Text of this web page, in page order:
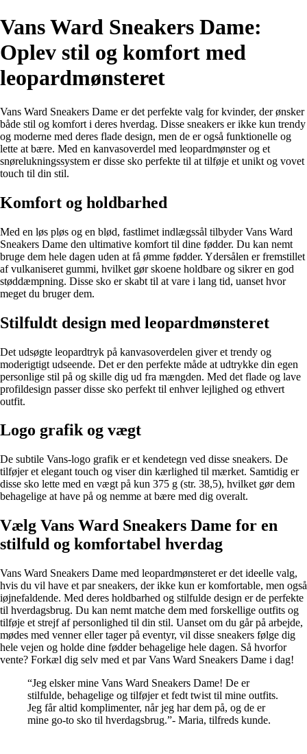
Vans Ward Sneakers Dame:
Oplev stil og komfort med
leopardmønsteret
Vans Ward Sneakers Dame er det perfekte valg for kvinder, der ønsker
både stil og komfort i deres hverdag. Disse sneakers er ikke kun trendy
og moderne med deres flade design, men de er også funktionelle og
lette at bære. Med en kanvasoverdel med leopardmønster og et
snørelukningssystem er disse sko perfekte til at tilføje et unikt og vovet
touch til din stil.
Komfort og holdbarhed
Med en løs pløs og en blød, fastlimet indlægssål tilbyder Vans Ward
Sneakers Dame den ultimative komfort til dine fødder. Du kan nemt
bruge dem hele dagen uden at få ømme fødder. Ydersålen er fremstillet
af vulkaniseret gummi, hvilket gør skoene holdbare og sikrer en god
støddæmpning. Disse sko er skabt til at vare i lang tid, uanset hvor
meget du bruger dem.
Stilfuldt design med leopardmønsteret
Det udsøgte leopardtryk på kanvasoverdelen giver et trendy og
moderigtigt udseende. Det er den perfekte måde at udtrykke din egen
personlige stil på og skille dig ud fra mængden. Med det flade og lave
profildesign passer disse sko perfekt til enhver lejlighed og ethvert
outfit.
Logo grafik og vægt
De subtile Vans-logo grafik er et kendetegn ved disse sneakers. De
tilføjer et elegant touch og viser din kærlighed til mærket. Samtidig er
disse sko lette med en vægt på kun 375 g (str. 38,5), hvilket gør dem
behagelige at have på og nemme at bære med dig overalt.
Vælg Vans Ward Sneakers Dame for en
stilfuld og komfortabel hverdag
Vans Ward Sneakers Dame med leopardmønsteret er det ideelle valg,
hvis du vil have et par sneakers, der ikke kun er komfortable, men også
iøjnefaldende. Med deres holdbarhed og stilfulde design er de perfekte
til hverdagsbrug. Du kan nemt matche dem med forskellige outfits og
tilføje et strejf af personlighed til din stil. Uanset om du går på arbejde,
mødes med venner eller tager på eventyr, vil disse sneakers følge dig
hele vejen og holde dine fødder behagelige hele dagen. Så hvorfor
vente? Forkæl dig selv med et par Vans Ward Sneakers Dame i dag!
“Jeg elsker mine Vans Ward Sneakers Dame! De er
stilfulde, behagelige og tilføjer et fedt twist til mine outfits.
Jeg får altid komplimenter, når jeg har dem på, og de er
mine go-to sko til hverdagsbrug.”- Maria, tilfreds kunde.